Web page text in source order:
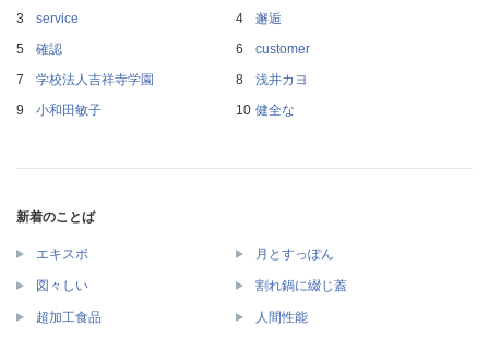
service
邂逅
確認
customer
学校法人吉祥寺学園
浅井カヨ
小和田敏子
健全な
新着のことば
エキスポ 月とすっぽん
図々しい 割れ鍋に綴じ蓋
超加工食品 人間性能